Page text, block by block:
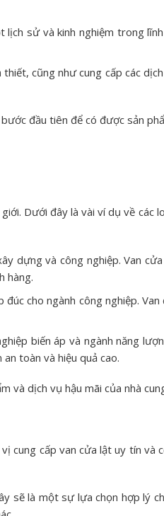
lịch sử và kinh nghiệm trong
cũng như cung cấp các
đầu tiên để có được sản
Dưới đây là vài ví dụ về các
dựng và công nghiệp. Van
hàng.
cho ngành công nghiệp.
biến áp và ngành năng
toàn và hiệu quả cao.
và dịch vụ hậu mãi của nhà
cung cấp van cửa lật uy tín và
sẽ là một sự lựa chọn hợp lý